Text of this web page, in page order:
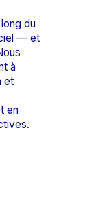
du
— et
à
et
en